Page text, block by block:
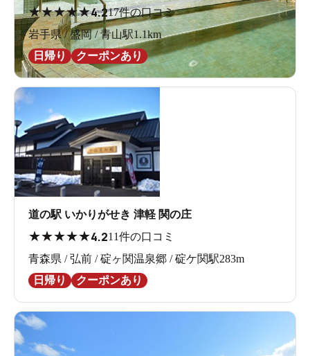
★★★★★4.217件の口コミ
岩手県 / 盛岡 / 青山駅1.1km
日帰り
クーポンあり
道の駅 いかりがせき 津軽 関の庄
★★★★★4.211件の口コミ
青森県 / 弘前 / 碇ヶ関温泉郷 / 碇ケ関駅283m
日帰り
クーポンあり